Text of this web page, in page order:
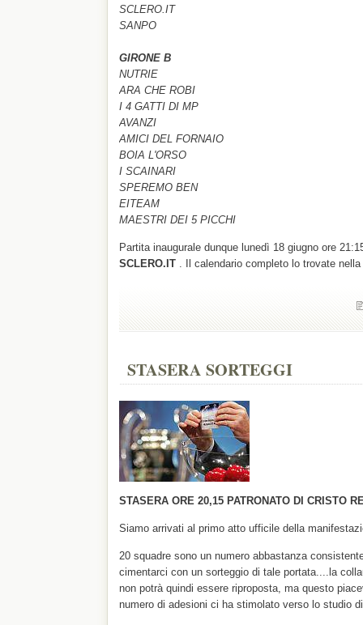
SCLERO.IT
SANPO
GIRONE B
NUTRIE
ARA CHE ROBI
I 4 GATTI DI MP
AVANZI
AMICI DEL FORNAIO
BOIA L'ORSO
I SCAINARI
SPEREMO BEN
EITEAM
MAESTRI DEI 5 PICCHI
Partita inaugurale dunque lunedì 18 giugno ore
SCLERO.IT . Il calendario completo lo trovate
STASERA SORTEGGI
STASERA ORE 20,15 PATRONATO DI CRISTO
Siamo arrivati al primo atto ufficile della
20 squadre sono un numero abbastanza
cimentarci con un sorteggio di tale portata....la
non potrà quindi essere riproposta, ma questo
numero di adesioni ci ha stimolato verso lo studio